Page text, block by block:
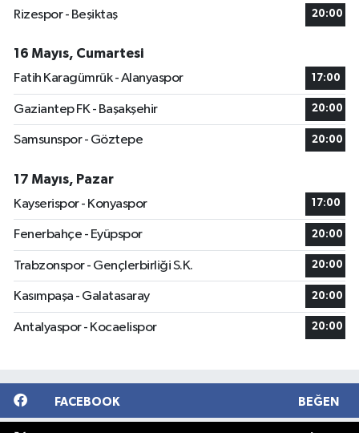
Rizespor - Beşiktaş
20:00
16 Mayıs, Cumartesi
Fatih Karagümrük - Alanyaspor
17:00
Gaziantep FK - Başakşehir 20:00
Samsunspor - Göztepe 20:00
17 Mayıs, Pazar
Kayserispor - Konyaspor
17:00
Fenerbahçe - Eyüpspor 20:00
Trabzonspor - Gençlerbirliği S.K. 20:00
Kasımpaşa - Galatasaray 20:00
Antalyaspor - Kocaelispor 20:00
FACEBOOK BEĞEN